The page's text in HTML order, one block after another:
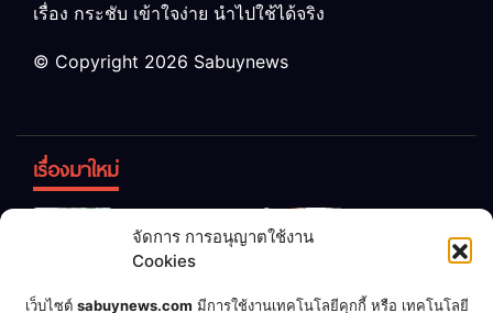
จัดการ การอนุญาตใช้งาน
Cookies
เว็บไซต์ sabuynews.com มีการใช้งานเทคโนโลยีคุกกี้ หรือ เทคโนโลยี
เรื่อง กระชับ เข้าใจง่าย นำไปใช้ได้จริง
© Copyright 2026 Sabuynews
เรื่องมาใหม่
ทิ้ง! เปลี่ยน
เป็น “ปุ๋ย
จุลินทรีย์”
หญิง 12 ขวบ
แต่งงานกับ
เชื่อพ่อแล้ว เจ้าของคาร์